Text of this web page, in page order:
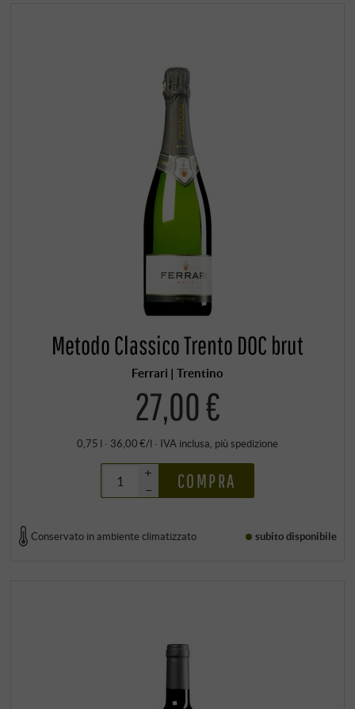
Metodo Classico Trento DOC brut
Ferrari | Trentino
27,00 €
0,75 l · 36,00 €/l · IVA inclusa, più spedizione
+
–
COMPRA
Conservato in ambiente climatizzato subito disponibile